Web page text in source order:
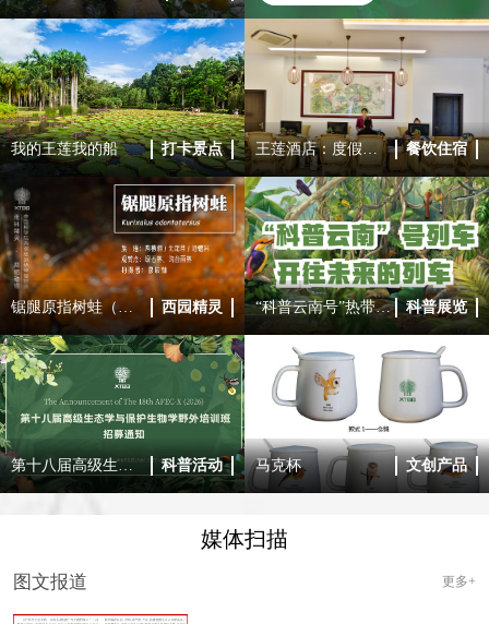
我的王莲我的船 打卡景点 王莲酒店：度假式园林酒店 餐饮住宿
锯腿原指树蛙（摄影：廖辰灿） 西园精灵 “科普云南号”热带雨林主题地铁专列 科普展览
第十八届高级生态学与保护生物学野外培训班招募通知 科普活动 马克杯 文创产品
媒体扫描
图文报道 更多+